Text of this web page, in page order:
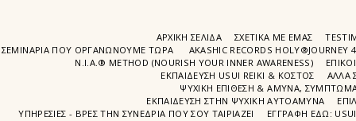
ΑΡΧΙΚΉ ΣΕΛΊΔΑ ΣΧΕΤΙΚΆ ΜΕ ΕΜΆΣ
ΣΕΜΙΝΆΡΙΑ ΠΟΥ ΟΡΓΑΝΏΝΟΥΜΕ ΤΩΡΑ
AKASHIC RECORDS
N.I.A.® METHOD (NOURISH YOUR INNER AWARENESS)
ΕΚΠΑΙΔΕΥΣΗ USUI REIKI & ΚΟΣΤΟΣ
ΑΛΛΑ
ΨΥΧΙΚΉ ΕΠΊΘΕΣΗ & ΆΜΥΝΑ,
ΕΚΠΑΊΔΕΥΣΗ ΣΤΗΝ ΨΥΧΙΚΗ ΑΥΤΟΑΜΥΝΑ
ΥΠΗΡΕΣΙΕΣ - ΒΡΕΣ ΤΗΝ ΣΥΝΕΔΡΙΑ ΠΟΥ ΣΟΥ ΤΑΙΡΙΑΖΕΙ
ΕΓΓΡΑΦΉ EΔΩ: